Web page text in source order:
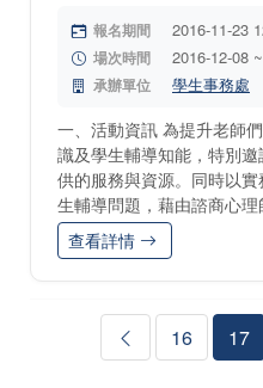
報名期間 2016-11-23
場次時間 2016-12-08
承辦單位 學生事務處
一、活動資訊 為提升老師
識及學生輔導知能，特別
供的服務與資源。同時以
生輔導問題，藉由諮商心
查看詳情
16 17